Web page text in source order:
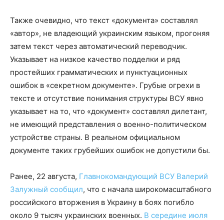
Также очевидно, что текст «документа» составлял
«автор», не владеющий украинским языком, прогоняя
затем текст через автоматический переводчик.
Указывает на низкое качество подделки и ряд
простейших грамматических и пунктуационных
ошибок в «секретном документе». Грубые огрехи в
тексте и отсутствие понимания структуры ВСУ явно
указывает на то, что «документ» составлял дилетант,
не имеющий представления о военно-политическом
устройстве страны. В реальном официальном
документе таких грубейших ошибок не допустили бы.
Ранее, 22 августа, Главнокомандующий ВСУ Валерий
Залужный сообщил, что с начала широкомасштабного
российского вторжения в Украину в боях погибло
около 9 тысяч украинских военных. В середине июля